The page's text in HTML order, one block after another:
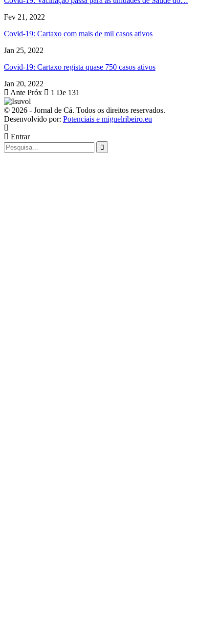
Fev 21, 2022
Covid-19: Cartaxo com mais de mil casos ativos
Jan 25, 2022
Covid-19: Cartaxo regista quase 750 casos ativos
Jan 20, 2022
Ante Próx 1 De 131
© 2026 - Jornal de Cá. Todos os direitos reservados.
Desenvolvido por: Potenciais e miguelribeiro.eu
Entrar